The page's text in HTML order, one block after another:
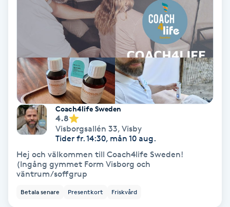
Color correction
Damklippning
Dermapen
Diamantslipning
Enzympeeling
Coach4life Sweden
4.8
Visborgsallén 33, Visby
Tider fr. 14:30, mån 10 aug.
Hej och välkommen till Coach4life Sweden!
(Ingång gymmet Form Visborg och
väntrum/soffgrup
Betala senare Presentkort Friskvård